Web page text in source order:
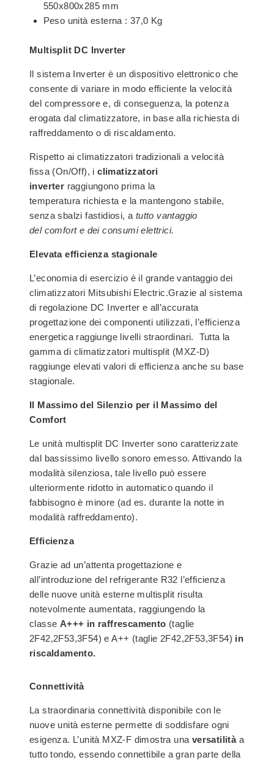
550x800x285 mm
Peso unità esterna : 37,0 Kg
Multisplit DC Inverter
Il sistema Inverter è un dispositivo elettronico che
consente di variare in modo efficiente la velocità
del compressore e, di conseguenza, la potenza
erogata dal climatizzatore, in base alla richiesta di
raffreddamento o di riscaldamento.
Rispetto ai climatizzatori tradizionali a velocità
fissa (On/Off), iclimatizzatori
inverter raggiungono prima la
temperatura richiesta e la mantengono stabile,
senza sbalzi fastidiosi, a tutto vantaggio
del comfort e dei consumi elettrici.
Elevata efficienza stagionale
L’economia di esercizio è il grande vantaggio dei
climatizzatori Mitsubishi Electric.Grazie al sistema
di regolazione DC Inverter e all’accurata
progettazione dei componenti utilizzati, l’efficienza
energetica raggiunge livelli straordinari. Tutta la
gamma di climatizzatori multisplit (MXZ-D)
raggiunge elevati valori di efficienza anche su base
stagionale.
Il Massimo del Silenzio per il Massimo del
Comfort
Le unità multisplit DC Inverter sono caratterizzate
dal bassissimo livello sonoro emesso. Attivando la
modalità silenziosa, tale livello può essere
ulteriormente ridotto in automatico quando il
fabbisogno è minore (ad es. durante la notte in
modalità raffreddamento).
Efficienza
Grazie ad un’attenta progettazione e
all’introduzione del refrigerante R32 l’efficienza
delle nuove unità esterne multisplit risulta
notevolmente aumentata, raggiungendo la
classe A+++ in raffrescamento (taglie
2F42,2F53,3F54) e A++ (taglie 2F42,2F53,3F54) in
riscaldamento.
Connettività
La straordinaria connettività disponibile con le
nuove unità esterne permette di soddisfare ogni
esigenza. L’unità MXZ-F dimostra una versatilitàa
tutto tondo, essendo connettibile a gran parte della